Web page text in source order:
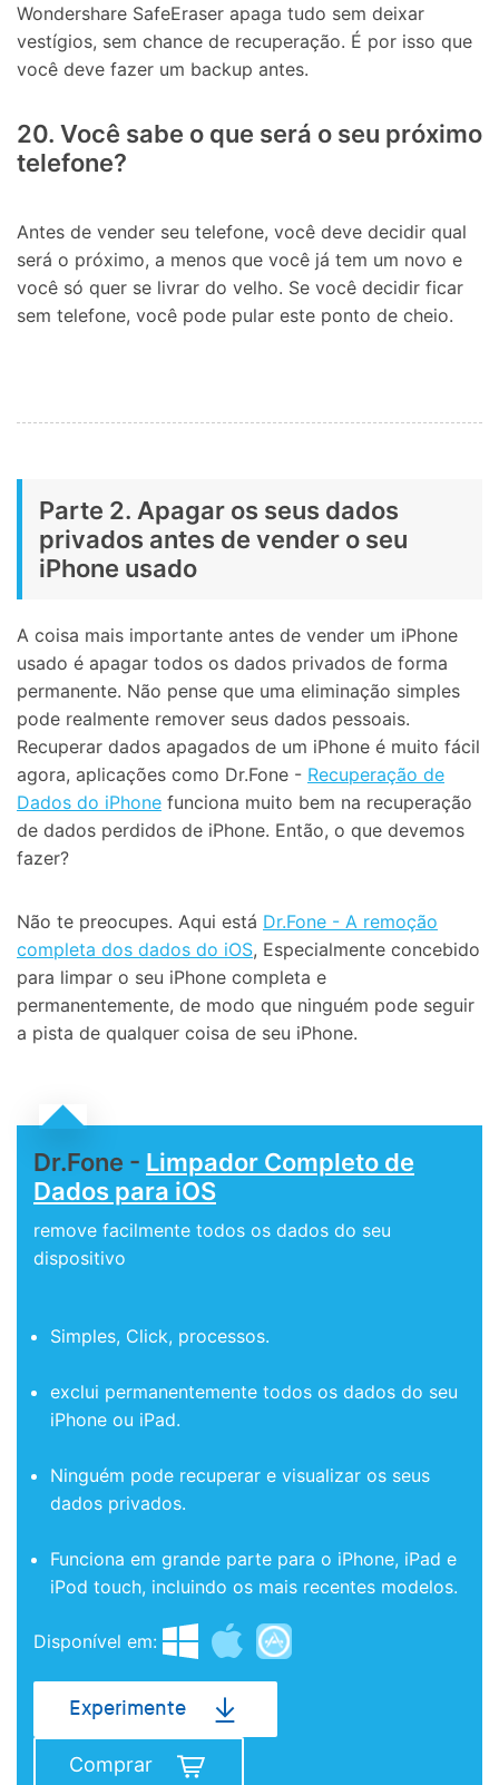
Wondershare SafeEraser apaga tudo sem deixar
vestígios, sem chance de recuperação. É por isso que
você deve fazer um backup antes.
20. Você sabe o que será o seu próximo
telefone?
Antes de vender seu telefone, você deve decidir qual
será o próximo, a menos que você já tem um novo e
você só quer se livrar do velho. Se você decidir ficar
sem telefone, você pode pular este ponto de cheio.
Parte 2. Apagar os seus dados
privados antes de vender o seu
iPhone usado
A coisa mais importante antes de vender um iPhone
usado é apagar todos os dados privados de forma
permanente. Não pense que uma eliminação simples
pode realmente remover seus dados pessoais.
Recuperar dados apagados de um iPhone é muito fácil
agora, aplicações como Dr.Fone - Recuperação de
Dados do iPhone funciona muito bem na recuperação
de dados perdidos de iPhone. Então, o que devemos
fazer?
Não te preocupes. Aqui está Dr.Fone - A remoção
completa dos dados do iOS, Especialmente concebido
para limpar o seu iPhone completa e
permanentemente, de modo que ninguém pode seguir
a pista de qualquer coisa de seu iPhone.
Dr.Fone - Limpador Completo de
Dados para iOS
remove facilmente todos os dados do seu
dispositivo
Simples, Click, processos.
exclui permanentemente todos os dados do seu
iPhone ou iPad.
Ninguém pode recuperar e visualizar os seus
dados privados.
Funciona em grande parte para o iPhone, iPad e
iPod touch, incluindo os mais recentes modelos.
Disponível em:
Experimente
Comprar